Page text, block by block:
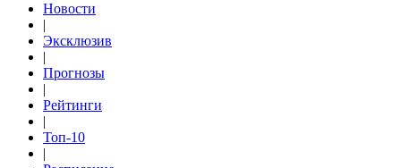
Новости
|
Эксклюзив
|
Прогнозы
|
Рейтинги
|
Топ-10
|